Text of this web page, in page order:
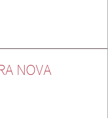
NOVA